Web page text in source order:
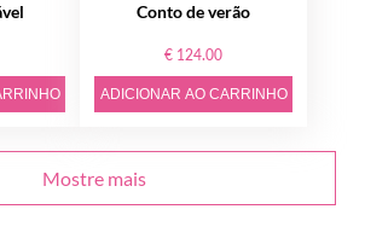
Conto de verão
€ 124.00
ADICIONAR AO CARRINHO
Mostre mais